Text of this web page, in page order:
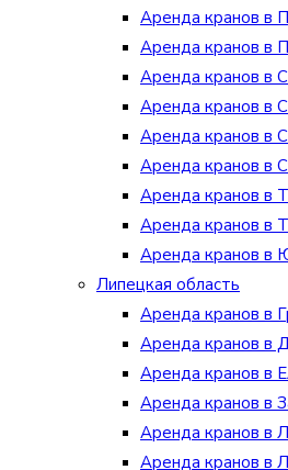
Аренда кранов в
Аренда кранов в
Аренда кранов в
Аренда кранов в
Аренда кранов в
Аренда кранов в
Аренда кранов в
Аренда кранов в
Аренда кранов в
Липецкая область
Аренда кранов в
Аренда кранов в
Аренда кранов в
Аренда кранов в
Аренда кранов в
Аренда кранов в